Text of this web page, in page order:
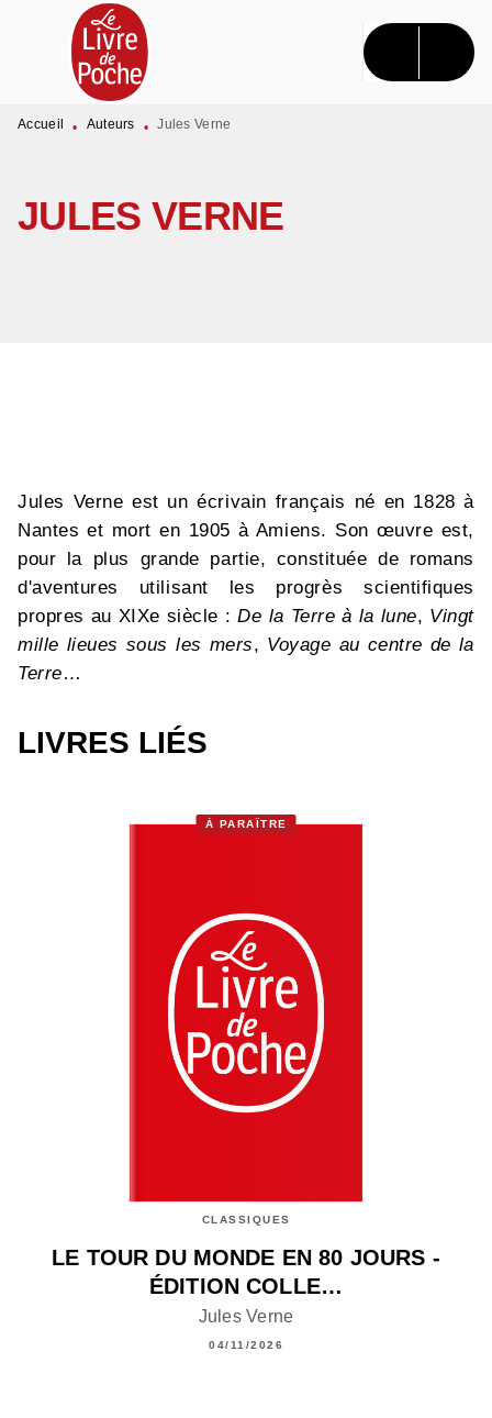
MENU RECHERCHE CONTENU
PIED DE PAGE
Accueil • Auteurs • Jules Verne
JULES VERNE
Jules Verne est un écrivain français né en 1828 à
Nantes et mort en 1905 à Amiens. Son œuvre est,
pour la plus grande partie, constituée de romans
d'aventures utilisant les progrès scientifiques
propres au XIXe siècle :De la Terre à la lune, Vingt
mille lieues sous les mers, Voyage au centre de la
Terre…
LIVRES LIÉS
À PARAÎTRE
CLASSIQUES
LE TOUR DU MONDE EN 80 JOURS -
ÉDITION COLLE…
Jules Verne
04/11/2026